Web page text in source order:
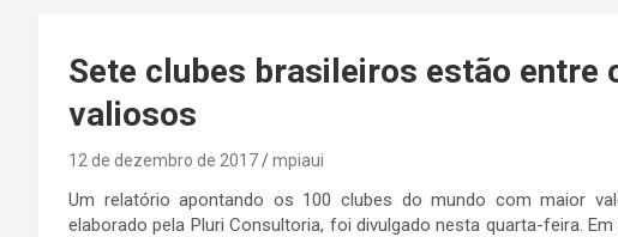
Sete clubes brasileiros estão entre
valiosos
12 de dezembro de 2017 mpiaui
Um relatório apontando os 100 clubes do mundo com maior
elaborado pela Pluri Consultoria, foi divulgado nesta quarta-feira.